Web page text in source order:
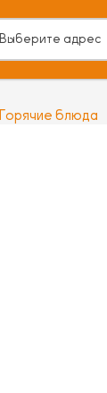
Выберите адрес
Горячие блюда